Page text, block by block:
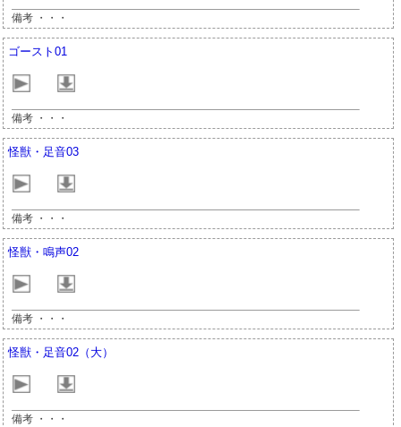
備考 ・・・
ゴースト01
備考 ・・・
怪獣・足音03
備考 ・・・
怪獣・鳴声02
備考 ・・・
怪獣・足音02（大）
備考 ・・・